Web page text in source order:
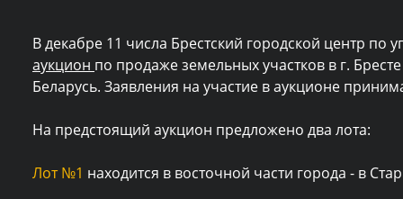
В декабре 11 числа Брестский городской центр
аукцион по продаже земельных участков в г.
Беларусь. Заявления на участие в аукционе
На предстоящий аукцион предложено два лота:
Лот №1 находится в восточной части города - в